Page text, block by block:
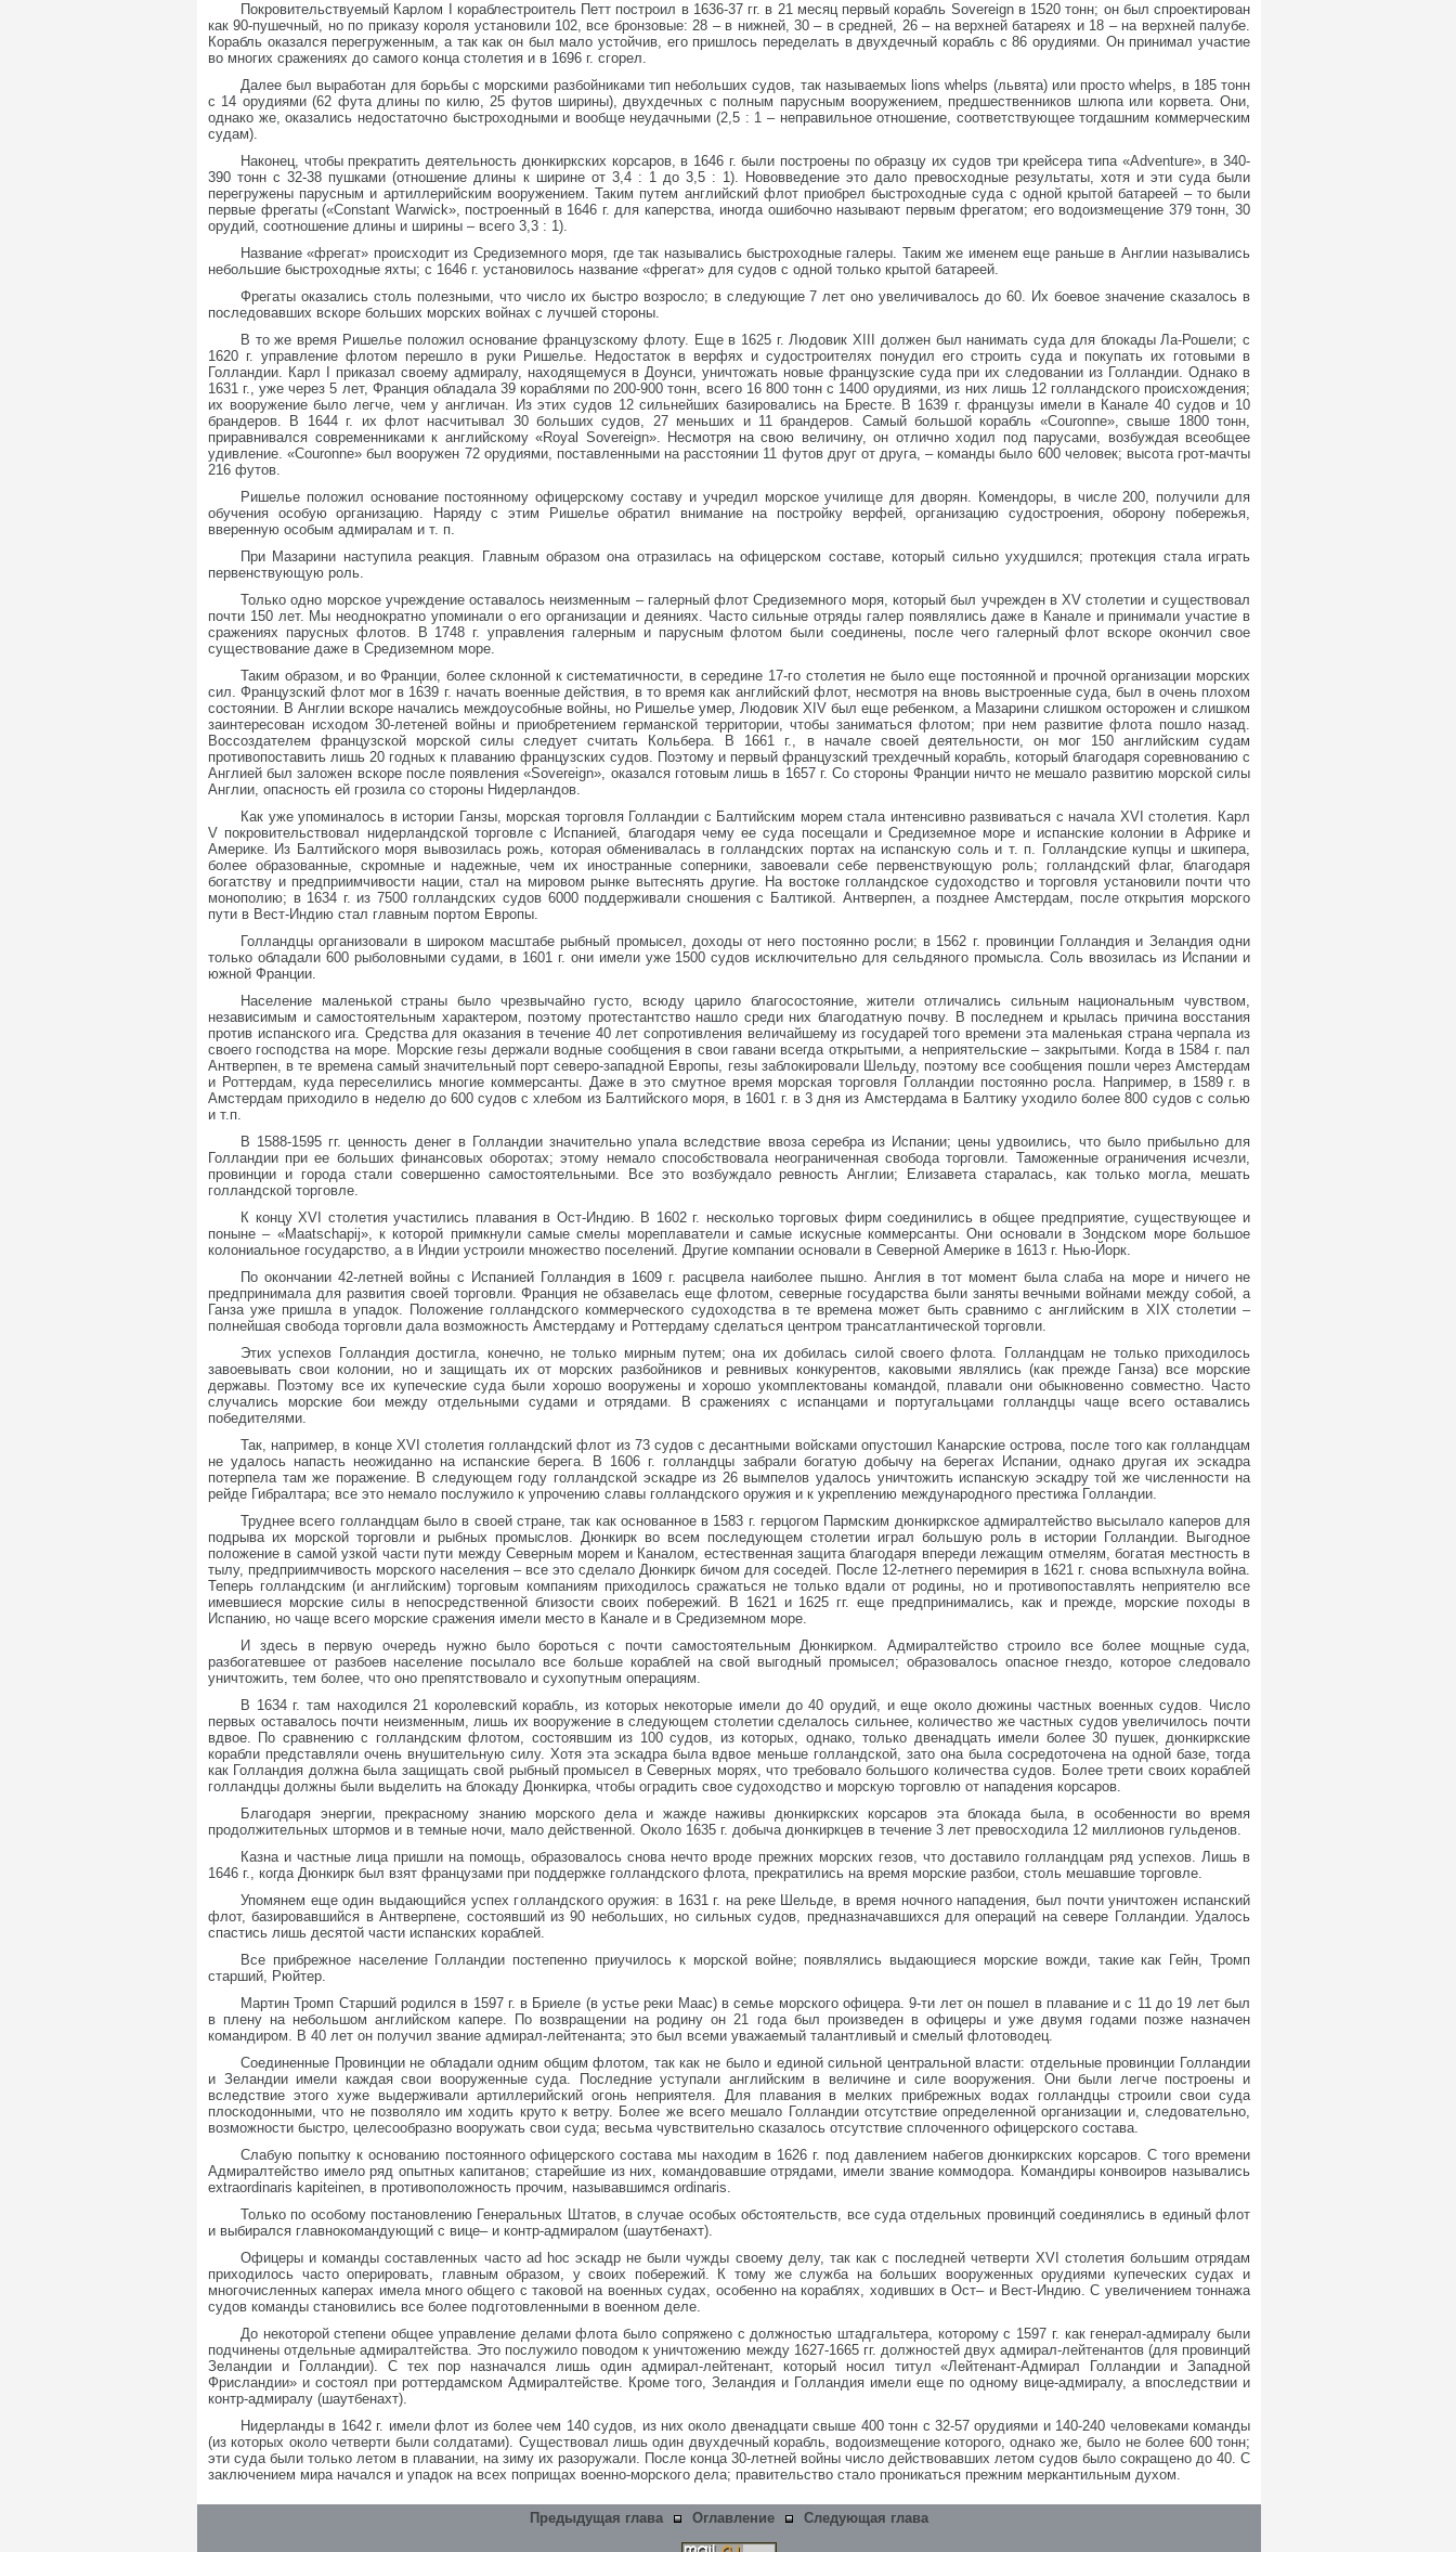
Покровительствуемый Карлом I кораблестроитель Петт построил в 1636-37 гг. в 21 месяц первый корабль Sovereign в 1520 тонн; он был спроектирован
как 90-пушечный, но по приказу короля установили 102, все бронзовые: 28 – в нижней, 30 – в средней, 26 – на верхней батареях и 18 – на верхней палубе.
Корабль оказался перегруженным, а так как он был мало устойчив, его пришлось переделать в двухдечный корабль с 86 орудиями. Он принимал участие
во многих сражениях до самого конца столетия и в 1696 г. сгорел.
Далее был выработан для борьбы с морскими разбойниками тип небольших судов, так называемых lions whelps (львята) или просто whelps, в 185 тонн
с 14 орудиями (62 фута длины по килю, 25 футов ширины), двухдечных с полным парусным вооружением, предшественников шлюпа или корвета. Они,
однако же, оказались недостаточно быстроходными и вообще неудачными (2,5 : 1 – неправильное отношение, соответствующее тогдашним коммерческим
судам).
Наконец, чтобы прекратить деятельность дюнкиркских корсаров, в 1646 г. были построены по образцу их судов три крейсера типа «Adventure», в 340-
390 тонн с 32-38 пушками (отношение длины к ширине от 3,4 : 1 до 3,5 : 1). Нововведение это дало превосходные результаты, хотя и эти суда были
перегружены парусным и артиллерийским вооружением. Таким путем английский флот приобрел быстроходные суда с одной крытой батареей – то были
первые фрегаты («Constant Warwick», построенный в 1646 г. для каперства, иногда ошибочно называют первым фрегатом; его водоизмещение 379 тонн, 30
орудий, соотношение длины и ширины – всего 3,3 : 1).
Название «фрегат» происходит из Средиземного моря, где так назывались быстроходные галеры. Таким же именем еще раньше в Англии назывались
небольшие быстроходные яхты; с 1646 г. установилось название «фрегат» для судов с одной только крытой батареей.
Фрегаты оказались столь полезными, что число их быстро возросло; в следующие 7 лет оно увеличивалось до 60. Их боевое значение сказалось в
последовавших вскоре больших морских войнах с лучшей стороны.
В то же время Ришелье положил основание французскому флоту. Еще в 1625 г. Людовик XIII должен был нанимать суда для блокады Ла-Рошели; с
1620 г. управление флотом перешло в руки Ришелье. Недостаток в верфях и судостроителях понудил его строить суда и покупать их готовыми в
Голландии. Карл I приказал своему адмиралу, находящемуся в Доунси, уничтожать новые французские суда при их следовании из Голландии. Однако в
1631 г., уже через 5 лет, Франция обладала 39 кораблями по 200-900 тонн, всего 16 800 тонн с 1400 орудиями, из них лишь 12 голландского происхождения;
их вооружение было легче, чем у англичан. Из этих судов 12 сильнейших базировались на Бресте. В 1639 г. французы имели в Канале 40 судов и 10
брандеров. В 1644 г. их флот насчитывал 30 больших судов, 27 меньших и 11 брандеров. Самый большой корабль «Couronne», свыше 1800 тонн,
приравнивался современниками к английскому «Royal Sovereign». Несмотря на свою величину, он отлично ходил под парусами, возбуждая всеобщее
удивление. «Couronne» был вооружен 72 орудиями, поставленными на расстоянии 11 футов друг от друга, – команды было 600 человек; высота грот-мачты
216 футов.
Ришелье положил основание постоянному офицерскому составу и учредил морское училище для дворян. Комендоры, в числе 200, получили для
обучения особую организацию. Наряду с этим Ришелье обратил внимание на постройку верфей, организацию судостроения, оборону побережья,
вверенную особым адмиралам и т. п.
При Мазарини наступила реакция. Главным образом она отразилась на офицерском составе, который сильно ухудшился; протекция стала играть
первенствующую роль.
Только одно морское учреждение оставалось неизменным – галерный флот Средиземного моря, который был учрежден в XV столетии и существовал
почти 150 лет. Мы неоднократно упоминали о его организации и деяниях. Часто сильные отряды галер появлялись даже в Канале и принимали участие в
сражениях парусных флотов. В 1748 г. управления галерным и парусным флотом были соединены, после чего галерный флот вскоре окончил свое
существование даже в Средиземном море.
Таким образом, и во Франции, более склонной к систематичности, в середине 17-го столетия не было еще постоянной и прочной организации морских
сил. Французский флот мог в 1639 г. начать военные действия, в то время как английский флот, несмотря на вновь выстроенные суда, был в очень плохом
состоянии. В Англии вскоре начались междоусобные войны, но Ришелье умер, Людовик XIV был еще ребенком, а Мазарини слишком осторожен и слишком
заинтересован исходом 30-летеней войны и приобретением германской территории, чтобы заниматься флотом; при нем развитие флота пошло назад.
Воссоздателем французской морской силы следует считать Кольбера. В 1661 г., в начале своей деятельности, он мог 150 английским судам
противопоставить лишь 20 годных к плаванию французских судов. Поэтому и первый французский трехдечный корабль, который благодаря соревнованию с
Англией был заложен вскоре после появления «Sovereign», оказался готовым лишь в 1657 г. Со стороны Франции ничто не мешало развитию морской силы
Англии, опасность ей грозила со стороны Нидерландов.
Как уже упоминалось в истории Ганзы, морская торговля Голландии с Балтийским морем стала интенсивно развиваться с начала XVI столетия. Карл
V покровительствовал нидерландской торговле с Испанией, благодаря чему ее суда посещали и Средиземное море и испанские колонии в Африке и
Америке. Из Балтийского моря вывозилась рожь, которая обменивалась в голландских портах на испанскую соль и т. п. Голландские купцы и шкипера,
более образованные, скромные и надежные, чем их иностранные соперники, завоевали себе первенствующую роль; голландский флаг, благодаря
богатству и предприимчивости нации, стал на мировом рынке вытеснять другие. На востоке голландское судоходство и торговля установили почти что
монополию; в 1634 г. из 7500 голландских судов 6000 поддерживали сношения с Балтикой. Антверпен, а позднее Амстердам, после открытия морского
пути в Вест-Индию стал главным портом Европы.
Голландцы организовали в широком масштабе рыбный промысел, доходы от него постоянно росли; в 1562 г. провинции Голландия и Зеландия одни
только обладали 600 рыболовными судами, в 1601 г. они имели уже 1500 судов исключительно для сельдяного промысла. Соль ввозилась из Испании и
южной Франции.
Население маленькой страны было чрезвычайно густо, всюду царило благосостояние, жители отличались сильным национальным чувством,
независимым и самостоятельным характером, поэтому протестантство нашло среди них благодатную почву. В последнем и крылась причина восстания
против испанского ига. Средства для оказания в течение 40 лет сопротивления величайшему из государей того времени эта маленькая страна черпала из
своего господства на море. Морские гезы держали водные сообщения в свои гавани всегда открытыми, а неприятельские – закрытыми. Когда в 1584 г. пал
Антверпен, в те времена самый значительный порт северо-западной Европы, гезы заблокировали Шельду, поэтому все сообщения пошли через Амстердам
и Роттердам, куда переселились многие коммерсанты. Даже в это смутное время морская торговля Голландии постоянно росла. Например, в 1589 г. в
Амстердам приходило в неделю до 600 судов с хлебом из Балтийского моря, в 1601 г. в 3 дня из Амстердама в Балтику уходило более 800 судов с солью
и т.п.
В 1588-1595 гг. ценность денег в Голландии значительно упала вследствие ввоза серебра из Испании; цены удвоились, что было прибыльно для
Голландии при ее больших финансовых оборотах; этому немало способствовала неограниченная свобода торговли. Таможенные ограничения исчезли,
провинции и города стали совершенно самостоятельными. Все это возбуждало ревность Англии; Елизавета старалась, как только могла, мешать
голландской торговле.
К концу XVI столетия участились плавания в Ост-Индию. В 1602 г. несколько торговых фирм соединились в общее предприятие, существующее и
поныне – «Maatschapij», к которой примкнули самые смелы мореплаватели и самые искусные коммерсанты. Они основали в Зондском море большое
колониальное государство, а в Индии устроили множество поселений. Другие компании основали в Северной Америке в 1613 г. Нью-Йорк.
По окончании 42-летней войны с Испанией Голландия в 1609 г. расцвела наиболее пышно. Англия в тот момент была слаба на море и ничего не
предпринимала для развития своей торговли. Франция не обзавелась еще флотом, северные государства были заняты вечными войнами между собой, а
Ганза уже пришла в упадок. Положение голландского коммерческого судоходства в те времена может быть сравнимо с английским в XIX столетии –
полнейшая свобода торговли дала возможность Амстердаму и Роттердаму сделаться центром трансатлантической торговли.
Этих успехов Голландия достигла, конечно, не только мирным путем; она их добилась силой своего флота. Голландцам не только приходилось
завоевывать свои колонии, но и защищать их от морских разбойников и ревнивых конкурентов, каковыми являлись (как прежде Ганза) все морские
державы. Поэтому все их купеческие суда были хорошо вооружены и хорошо укомплектованы командой, плавали они обыкновенно совместно. Часто
случались морские бои между отдельными судами и отрядами. В сражениях с испанцами и португальцами голландцы чаще всего оставались
победителями.
Так, например, в конце XVI столетия голландский флот из 73 судов с десантными войсками опустошил Канарские острова, после того как голландцам
не удалось напасть неожиданно на испанские берега. В 1606 г. голландцы забрали богатую добычу на берегах Испании, однако другая их эскадра
потерпела там же поражение. В следующем году голландской эскадре из 26 вымпелов удалось уничтожить испанскую эскадру той же численности на
рейде Гибралтара; все это немало послужило к упрочению славы голландского оружия и к укреплению международного престижа Голландии.
Труднее всего голландцам было в своей стране, так как основанное в 1583 г. герцогом Пармским дюнкиркское адмиралтейство высылало каперов для
подрыва их морской торговли и рыбных промыслов. Дюнкирк во всем последующем столетии играл большую роль в истории Голландии. Выгодное
положение в самой узкой части пути между Северным морем и Каналом, естественная защита благодаря впереди лежащим отмелям, богатая местность в
тылу, предприимчивость морского населения – все это сделало Дюнкирк бичом для соседей. После 12-летнего перемирия в 1621 г. снова вспыхнула война.
Теперь голландским (и английским) торговым компаниям приходилось сражаться не только вдали от родины, но и противопоставлять неприятелю все
имевшиеся морские силы в непосредственной близости своих побережий. В 1621 и 1625 гг. еще предпринимались, как и прежде, морские походы в
Испанию, но чаще всего морские сражения имели место в Канале и в Средиземном море.
И здесь в первую очередь нужно было бороться с почти самостоятельным Дюнкирком. Адмиралтейство строило все более мощные суда,
разбогатевшее от разбоев население посылало все больше кораблей на свой выгодный промысел; образовалось опасное гнездо, которое следовало
уничтожить, тем более, что оно препятствовало и сухопутным операциям.
В 1634 г. там находился 21 королевский корабль, из которых некоторые имели до 40 орудий, и еще около дюжины частных военных судов. Число
первых оставалось почти неизменным, лишь их вооружение в следующем столетии сделалось сильнее, количество же частных судов увеличилось почти
вдвое. По сравнению с голландским флотом, состоявшим из 100 судов, из которых, однако, только двенадцать имели более 30 пушек, дюнкиркские
корабли представляли очень внушительную силу. Хотя эта эскадра была вдвое меньше голландской, зато она была сосредоточена на одной базе, тогда
как Голландия должна была защищать свой рыбный промысел в Северных морях, что требовало большого количества судов. Более трети своих кораблей
голландцы должны были выделить на блокаду Дюнкирка, чтобы оградить свое судоходство и морскую торговлю от нападения корсаров.
Благодаря энергии, прекрасному знанию морского дела и жажде наживы дюнкиркских корсаров эта блокада была, в особенности во время
продолжительных штормов и в темные ночи, мало действенной. Около 1635 г. добыча дюнкиркцев в течение 3 лет превосходила 12 миллионов гульденов.
Казна и частные лица пришли на помощь, образовалось снова нечто вроде прежних морских гезов, что доставило голландцам ряд успехов. Лишь в
1646 г., когда Дюнкирк был взят французами при поддержке голландского флота, прекратились на время морские разбои, столь мешавшие торговле.
Упомянем еще один выдающийся успех голландского оружия: в 1631 г. на реке Шельде, в время ночного нападения, был почти уничтожен испанский
флот, базировавшийся в Антверпене, состоявший из 90 небольших, но сильных судов, предназначавшихся для операций на севере Голландии. Удалось
спастись лишь десятой части испанских кораблей.
Все прибрежное население Голландии постепенно приучилось к морской войне; появлялись выдающиеся морские вожди, такие как Гейн, Тромп
старший, Рюйтер.
Мартин Тромп Старший родился в 1597 г. в Бриеле (в устье реки Маас) в семье морского офицера. 9-ти лет он пошел в плавание и с 11 до 19 лет был
в плену на небольшом английском капере. По возвращении на родину он 21 года был произведен в офицеры и уже двумя годами позже назначен
командиром. В 40 лет он получил звание адмирал-лейтенанта; это был всеми уважаемый талантливый и смелый флотоводец.
Соединенные Провинции не обладали одним общим флотом, так как не было и единой сильной центральной власти: отдельные провинции Голландии
и Зеландии имели каждая свои вооруженные суда. Последние уступали английским в величине и силе вооружения. Они были легче построены и
вследствие этого хуже выдерживали артиллерийский огонь неприятеля. Для плавания в мелких прибрежных водах голландцы строили свои суда
плоскодонными, что не позволяло им ходить круто к ветру. Более же всего мешало Голландии отсутствие определенной организации и, следовательно,
возможности быстро, целесообразно вооружать свои суда; весьма чувствительно сказалось отсутствие сплоченного офицерского состава.
Слабую попытку к основанию постоянного офицерского состава мы находим в 1626 г. под давлением набегов дюнкиркских корсаров. С того времени
Адмиралтейство имело ряд опытных капитанов; старейшие из них, командовавшие отрядами, имели звание коммодора. Командиры конвоиров назывались
extraordinaris kapiteinen, в противоположность прочим, называвшимся ordinaris.
Только по особому постановлению Генеральных Штатов, в случае особых обстоятельств, все суда отдельных провинций соединялись в единый флот
и выбирался главнокомандующий с вице– и контр-адмиралом (шаутбенахт).
Офицеры и команды составленных часто ad hoc эскадр не были чужды своему делу, так как с последней четверти XVI столетия большим отрядам
приходилось часто оперировать, главным образом, у своих побережий. К тому же служба на больших вооруженных орудиями купеческих судах и
многочисленных каперах имела много общего с таковой на военных судах, особенно на кораблях, ходивших в Ост– и Вест-Индию. С увеличением тоннажа
судов команды становились все более подготовленными в военном деле.
До некоторой степени общее управление делами флота было сопряжено с должностью штадгальтера, которому с 1597 г. как генерал-адмиралу были
подчинены отдельные адмиралтейства. Это послужило поводом к уничтожению между 1627-1665 гг. должностей двух адмирал-лейтенантов (для провинций
Зеландии и Голландии). С тех пор назначался лишь один адмирал-лейтенант, который носил титул «Лейтенант-Адмирал Голландии и Западной
Фрисландии» и состоял при роттердамском Адмиралтействе. Кроме того, Зеландия и Голландия имели еще по одному вице-адмиралу, а впоследствии и
контр-адмиралу (шаутбенахт).
Нидерланды в 1642 г. имели флот из более чем 140 судов, из них около двенадцати свыше 400 тонн с 32-57 орудиями и 140-240 человеками команды
(из которых около четверти были солдатами). Существовал лишь один двухдечный корабль, водоизмещение которого, однако же, было не более 600 тонн;
эти суда были только летом в плавании, на зиму их разоружали. После конца 30-летней войны число действовавших летом судов было сокращено до 40. С
заключением мира начался и упадок на всех поприщах военно-морского дела; правительство стало проникаться прежним меркантильным духом.
Предыдущая глава Оглавление Следующая глава